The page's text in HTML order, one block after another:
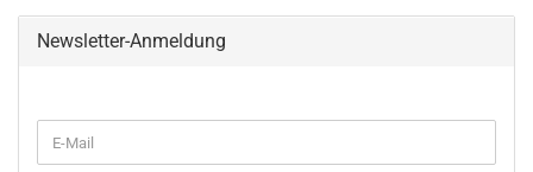
Newsletter-Anmeldung
ZUR
E-
Mail